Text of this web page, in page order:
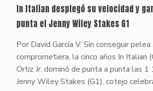
In Italian desplegó su velocidad y
punta el Jenny Wiley Stakes G1
Por David García V. Sin conseguir
comprometiera, la cinco años In Italian
Ortiz Jr. dominó de punta a punta las
Jenny Wiley Stakes (G1), cotejo